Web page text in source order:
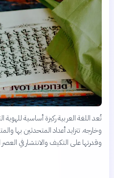
تُعد اللغة العربية ركيزة أساسية للهوية
وخارجه. تتزايد أعداد المتحدثين بها
وقدرتها على التكيف والانتشار في